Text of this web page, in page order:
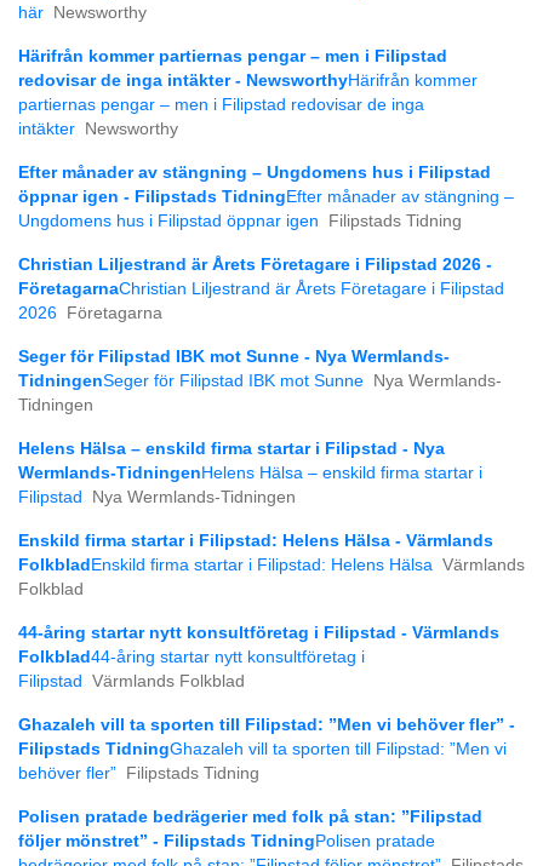
här
Newsworthy
Härifrån kommer partiernas pengar – men i Filipstad
redovisar de inga intäkter - NewsworthyHärifrån kommer
partiernas pengar – men i Filipstad redovisar de inga
intäkter
Newsworthy
Efter månader av stängning – Ungdomens hus i Filipstad
öppnar igen - Filipstads Tidning Efter månader av stängning –
Ungdomens hus i Filipstad öppnar igen
Filipstads Tidning
Christian Liljestrand är Årets Företagare i Filipstad 2026 -
FöretagarnaChristian Liljestrand är Årets Företagare i Filipstad
2026
Företagarna
Seger för Filipstad IBK mot Sunne - Nya Wermlands-
TidningenSeger för Filipstad IBK mot Sunne
Nya Wermlands-
Tidningen
Helens Hälsa – enskild firma startar i Filipstad - Nya
Wermlands-Tidningen Helens Hälsa – enskild firma startar i
Filipstad
Nya Wermlands-Tidningen
Enskild firma startar i Filipstad: Helens Hälsa - Värmlands
Folkblad Enskild firma startar i Filipstad: Helens Hälsa Värmlands
Folkblad
44-åring startar nytt konsultföretag i Filipstad - Värmlands
Folkblad 44-åring startar nytt konsultföretag i
Filipstad
Värmlands Folkblad
Ghazaleh vill ta sporten till Filipstad: ”Men vi behöver fler” -
Filipstads TidningGhazaleh vill ta sporten till Filipstad: ”Men vi
behöver fler”
Filipstads Tidning
Polisen pratade bedrägerier med folk på stan: ”Filipstad
följer mönstret” - Filipstads Tidning Polisen pratade